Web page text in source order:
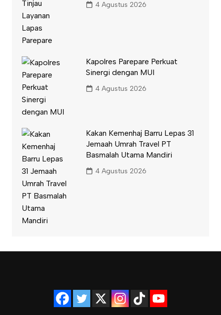
4 Agustus 2026
Kapolres Parepare Perkuat
Sinergi dengan MUI
4 Agustus 2026
Kakan Kemenhaj Barru Lepas 31
Jemaah Umrah Travel PT
Basmalah Utama Mandiri
4 Agustus 2026